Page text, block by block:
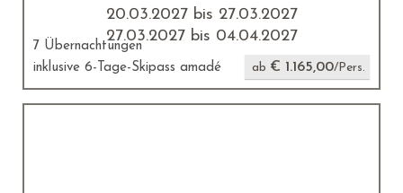
20.03.2027 bis 27.03.2027
27.03.2027 bis 04.04.2027
7 Übernachtungen
inklusive 6-Tage-Skipass amadé
ab € 1.165,00/Pers.